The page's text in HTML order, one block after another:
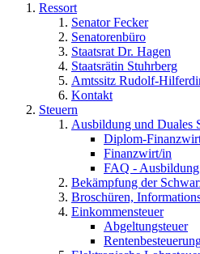
Ressort
Senator Fecker
Senatorenbüro
Staatsrat Dr. Hagen
Staatsrätin Stuhrberg
Amtssitz Rudolf-
Kontakt
Steuern
Ausbildung und Duales
Diplom-
Finanzwirt/in
FAQ -
Bekämpfung der
Broschüren,
Einkommensteuer
Abgeltungsteuer